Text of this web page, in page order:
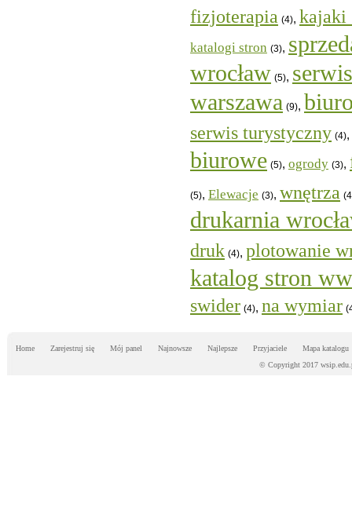
fizjoterapia (4), kajaki
katalogi stron (3),
wrocław (5), serwis
warszawa (9),
serwis turystyczny (4),
biurowe (5), ogrody (3),
(5), Elewacje (3), wnętrza
drukarnia
druk (4), plotowanie
katalog stron
swider (4), na wymiar
Home Zarejestruj się Mój panel Najnowsze Najlepsze Przyjaciele
Mapa katalogu
© Copyright 2017